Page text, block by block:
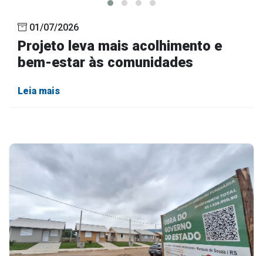
01/07/2026
Projeto leva mais acolhimento e
bem-estar às comunidades
Leia mais